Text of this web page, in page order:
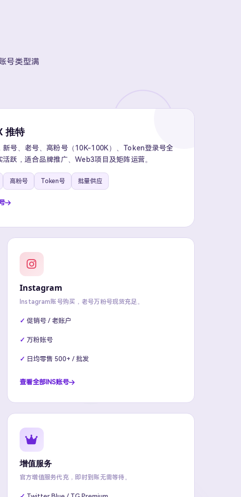
号类型满
推特
新号、老号、高粉号（10K-100K）、Token登录号全
跃，适合品牌推广、Web3项目及矩阵运营。
高粉号 Token号 批量供应
Instagram
Instagram账号购买，老号万粉号现货充足。
促销号 / 老账户
万粉账号
日均零售 500+ / 批发
查看全部INS账号
增值服务
官方增值服务代充，即时到账无需等待。